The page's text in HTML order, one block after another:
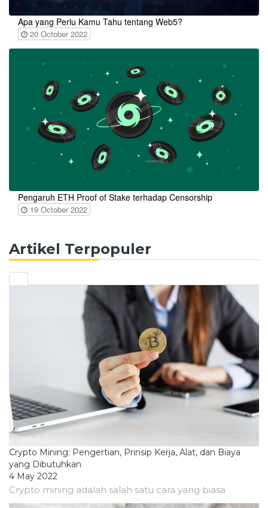
Apa yang Perlu Kamu Tahu tentang Web5?
20 October 2022
Pengaruh ETH Proof of Stake terhadap Censorship
19 October 2022
Artikel Terpopuler
Crypto Mining: Pengertian, Prinsip Kerja, Alat, dan Biaya
yang Dibutuhkan
4 May 2022
Crypto mining adalah salah satu cara yang biasa